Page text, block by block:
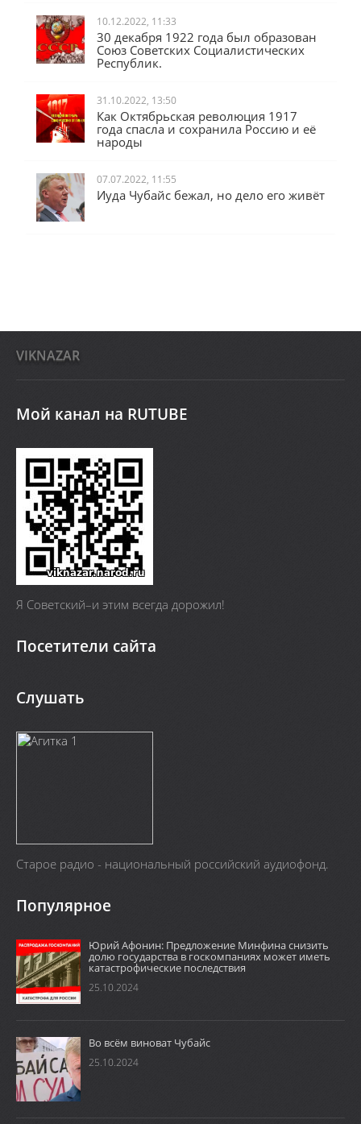
10.12.2022, 11:33
30 декабря 1922 года был образован
Союз Советских Социалистических
Республик.
31.10.2022, 13:50
Как Октябрьская революция 1917
года спасла и сохранила Россию и её
народы
07.07.2022, 11:55
Иуда Чубайс бежал, но дело его живёт
VIKNAZAR
Мой канал на RUTUBE
Я Cоветский–и этим всегда дорожил!
Посетители сайта
Слушать
Старое радио - национальный российский аудиофонд.
Популярное
Юрий Афонин: Предложение Минфина снизить
долю государства в госкомпаниях может иметь
катастрофические последствия
25.10.2024
Во всём виноват Чубайс
25.10.2024